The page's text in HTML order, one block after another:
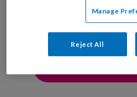
uw profiel in overeenstemming
Manage
Reject All